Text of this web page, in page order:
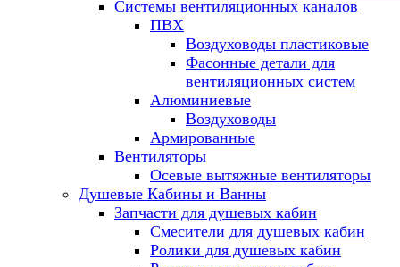
Системы вентиляционных каналов
ПВХ
Воздуховоды пластиковые
Фасонные детали для
вентиляционных систем
Алюминиевые
Воздуховоды
Армированные
Вентиляторы
Осевые вытяжные вентиляторы
Душевые Кабины и Ванны
Запчасти для душевых кабин
Смесители для душевых кабин
Ролики для душевых кабин